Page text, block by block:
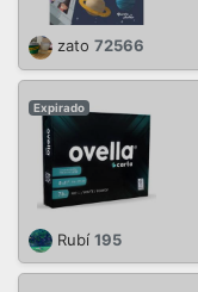
zato 72566
Expirado
Rubí 195